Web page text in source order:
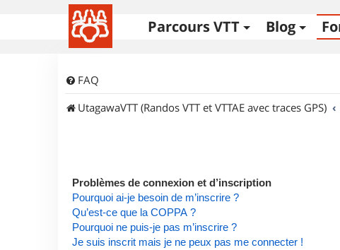
Parcours VTT Blog
FAQ
UtagawaVTT (Randos VTT et VTTAE avec traces GPS)
Problèmes de connexion et d’inscription
Pourquoi ai-je besoin de m’inscrire ?
Qu’est-ce que la COPPA ?
Pourquoi ne puis-je pas m’inscrire ?
Je suis inscrit mais je ne peux pas me connecter !